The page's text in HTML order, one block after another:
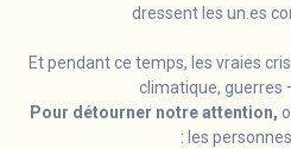
dressent les un.es
Et pendant ce temps, les vraies
climatique, guerres
Pour détourner notre attention,
: les